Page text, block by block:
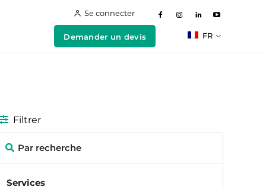
Se connecter
Demander un devis FR
Filtrer
Par recherche
Services